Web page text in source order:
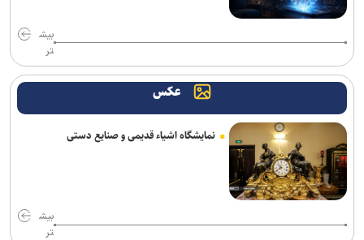
بیش
تر
عکس
نمایشگاه اشیاء قدیمی و صنایع دستی
بیش
تر